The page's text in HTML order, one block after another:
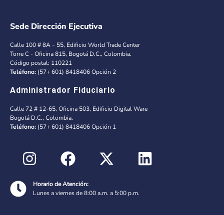
Sede Dirección Ejecutiva
Calle 100 # 8A – 55, Edificio World Trade Center
Torre C - Oficina 815, Bogotá D.C., Colombia.
Código postal: 110221
Teléfono: (57+ 601) 8418406 Opción 2
Administrador Fiduciario
Calle 72 # 12-65, Oficina 503, Edificio Digital Ware
Bogotá D.C., Colombia.
Teléfono: (57+ 601) 8418406 Opción 1
Horario de Atención:
Lunes a viernes de 8:00 a.m. a 5:00 p.m.